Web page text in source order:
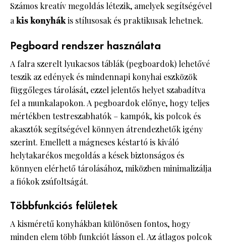
Számos kreatív megoldás létezik, amelyek segítségével
akis konyhákis stílusosak és praktikusak lehetnek.
Pegboard rendszer használata
A falra szerelt lyukacsos táblák (pegboardok) lehetővé
teszik az edények és mindennapi konyhai eszközök
függőleges tárolását, ezzel jelentős helyet szabadítva
fel a munkalapokon. A pegboardok előnye, hogy teljes
mértékben testreszabhatók – kampók, kis polcok és
akasztók segítségével könnyen átrendezhetők igény
szerint. Emellett a mágneses késtartó is kiváló
helytakarékos megoldás a kések biztonságos és
könnyen elérhető tárolásához, miközben minimalizálja
a fiókok zsúfoltságát.
Többfunkciós felületek
A kisméretű konyhákban különösen fontos, hogy
minden elem több funkciót lásson el. Az átlagos polcok